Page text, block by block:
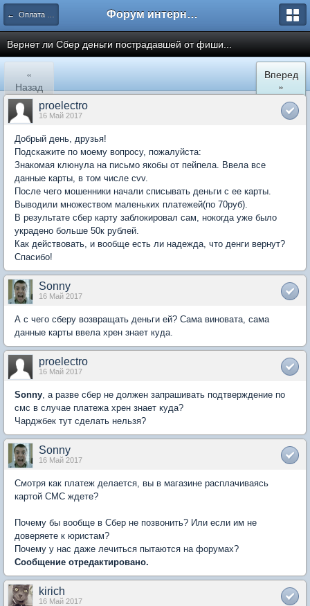
← Оплата покупок в сети Интернет Форум интернет покупателей
Вернет ли Сбер деньги пострадавшей от фиши...
«
Назад
Вперед
»
proelectro
16 Май 2017
Добрый день, друзья!
Подскажите по моему вопросу, пожалуйста:
Знакомая клюнула на письмо якобы от пейпела. Ввела все
данные карты, в том числе cvv.
После чего мошенники начали списывать деньги с ее карты.
Выводили множеством маленьких платежей(по 70руб).
В результате сбер карту заблокировал сам, нокогда уже было
украдено больше 50к рублей.
Как действовать, и вообще есть ли надежда, что денги вернут?
Спасибо!
Sonny
16 Май 2017
А с чего сберу возвращать деньги ей? Сама виновата, сама
данные карты ввела хрен знает куда.
proelectro
16 Май 2017
Sonny, а разве сбер не должен запрашивать подтверждение по
смс в случае платежа хрен знает куда?
Чарджбек тут сделать нельзя?
Sonny
16 Май 2017
Смотря как платеж делается, вы в магазине расплачиваясь
картой СМС ждете?
Почему бы вообще в Сбер не позвонить? Или если им не
доверяете к юристам?
Почему у нас даже лечиться пытаются на форумах?
Сообщение отредактировано.
kirich
16 Май 2017